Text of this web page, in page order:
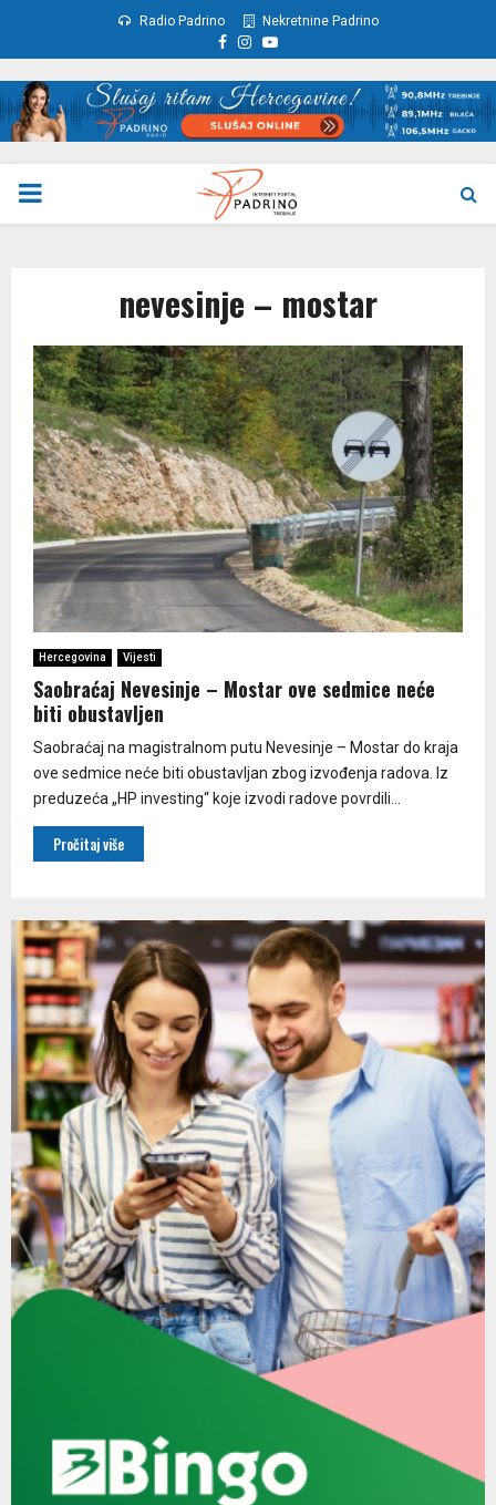
Radio Padrino Nekretnine Padrino
Facebook
Instagram
Youtube
PRIMARY
nevesinje – mostar
Hercegovina Vijesti
Saobraćaj Nevesinje – Mostar ove sedmice neće
biti obustavljen
Saobraćaj na magistralnom putu Nevesinje – Mostar do kraja
ove sedmice neće biti obustavljan zbog izvođenja radova. Iz
preduzeća „HP investing“ koje izvodi radove povrdili...
Pročitaj više